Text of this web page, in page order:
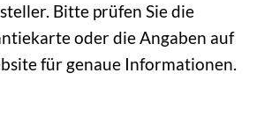
Bitte prüfen Sie die
oder die Angaben auf
für genaue Informationen.